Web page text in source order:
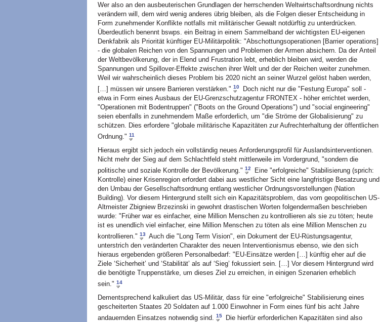
Wer also an den ausbeuterischen Grundlagen der herrschenden Weltwirtschaftsordnung nichts
verändern will, dem wird wenig anderes übrig bleiben, als die Folgen dieser Entscheidung in
Form zunehmender Konflikte notfalls mit militärischer Gewalt notdürftig zu unterdrücken.
Überdeutlich benennt bswps. ein Beitrag in einem Sammelband der wichtigsten EU-eigenen
Denkfabrik als Priorität künftiger EU-Militärpolitik: "Abschottungsoperationen [Barrier operations]
- die globalen Reichen von den Spannungen und Problemen der Armen absichern. Da der Anteil
der Weltbevölkerung, der in Elend und Frustration lebt, erheblich bleiben wird, werden die
Spannungen und Spillover-Effekte zwischen ihrer Welt und der der Reichen weiter zunehmen.
Weil wir wahrscheinlich dieses Problem bis 2020 nicht an seiner Wurzel gelöst haben werden,
[…] müssen wir unsere Barrieren verstärken." 10
Doch nicht nur die "Festung Europa" soll -
etwa in Form eines Ausbaus der EU-Grenzschutzagentur FRONTEX - höher errichtet werden,
"Operationen mit Bodentruppen" ("Boots on the Ground Operations") und "social engineering"
seien ebenfalls in zunehmendem Maße erforderlich, um "die Ströme der Globalisierung" zu
schützen. Dies erfordere "globale militärische Kapazitäten zur Aufrechterhaltung der öffentlichen
Ordnung." 11
Hieraus ergibt sich jedoch ein vollständig neues Anforderungsprofil für Auslandsinterventionen.
Nicht mehr der Sieg auf dem Schlachtfeld steht mittlerweile im Vordergrund, "sondern die
politische und soziale Kontrolle der Bevölkerung." 12
Eine "erfolgreiche" Stabilisierung (sprich:
Kontrolle) einer Krisenregion erfordert dabei aus westlicher Sicht eine langfristige Besatzung und
den Umbau der Gesellschaftsordnung entlang westlicher Ordnungsvorstellungen (Nation
Building). Vor diesem Hintergrund stellt sich ein Kapazitätsproblem, das vom geopolitischen US-
Altmeister Zbigniew Brzezinski in gewohnt drastischen Worten folgendermaßen beschrieben
wurde: "Früher war es einfacher, eine Million Menschen zu kontrollieren als sie zu töten; heute
ist es unendlich viel einfacher, eine Million Menschen zu töten als eine Million Menschen zu
kontrollieren." 13
Auch die "Long Term Vision", ein Dokument der EU-Rüstungsagentur,
unterstrich den veränderten Charakter des neuen Interventionismus ebenso, wie den sich
hieraus ergebenden größeren Personalbedarf: "EU-Einsätze werden […] künftig eher auf die
Ziele ‘Sicherheit’ und ‘Stabilität’ als auf ‘Sieg’ fokussiert sein. […] Vor diesem Hintergrund wird
die benötigte Truppenstärke, um dieses Ziel zu erreichen, in einigen Szenarien erheblich
sein." 14
Dementsprechend kalkuliert das US-Militär, dass für eine "erfolgreiche" Stabilisierung eines
gescheiterten Staates 20 Soldaten auf 1.000 Einwohner in Form eines fünf bis acht Jahre
andauernden Einsatzes notwendig sind.
15
Die hierfür erforderlichen Kapazitäten sind also